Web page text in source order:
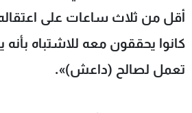
أقل من ثلاث ساعات على
كانوا يحققون معه للاشتباه بأنه
تعمل لصالح (داعش)».